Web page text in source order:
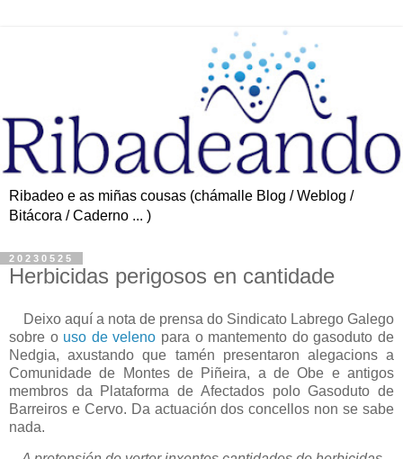
Ribadeo e as miñas cousas (chámalle Blog / Weblog /
Bitácora / Caderno ... )
20230525
Herbicidas perigosos en cantidade
Deixo aquí a nota de prensa do Sindicato Labrego Galego
sobre o uso de veleno para o mantemento do gasoduto de
Nedgia, axustando que tamén presentaron alegacions a
Comunidade de Montes de Piñeira, a de Obe e antigos
membros da Plataforma de Afectados polo Gasoduto de
Barreiros e Cervo. Da actuación dos concellos non se sabe
nada.